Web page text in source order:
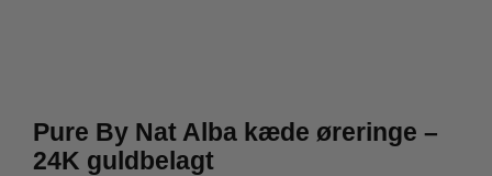
Pure By Nat Alba kæde øreringe –
24K guldbelagt